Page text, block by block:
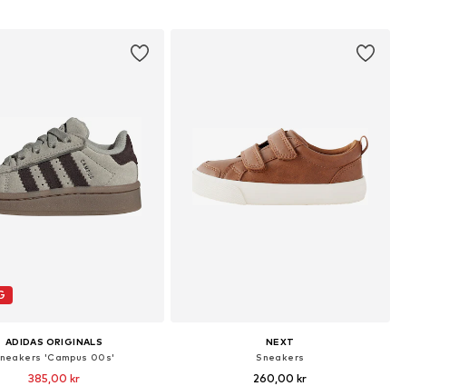
ADIDAS ORIGINALS
'Campus 00s'
385,00 kr
NEXT
Sneakers
260,00 kr